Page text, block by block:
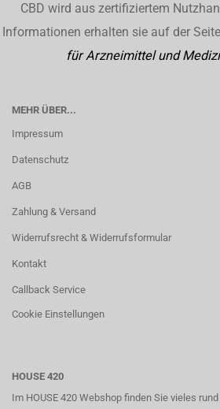
CBD wird aus zertifiziertem
Informationen erhalten sie auf der
für Arzneimittel und
MEHR ÜBER...
Impressum
Datenschutz
AGB
Zahlung & Versand
Widerrufsrecht & Widerrufsformular
Kontakt
Callback Service
Cookie Einstellungen
HOUSE 420
Im HOUSE 420 Webshop finden Sie vieles